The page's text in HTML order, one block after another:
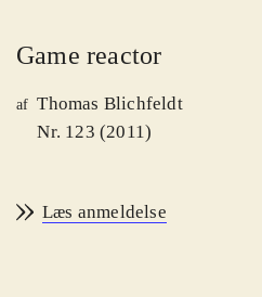
Game reactor
af Thomas Blichfeldt
Nr. 123 (2011)
Læs anmeldelse